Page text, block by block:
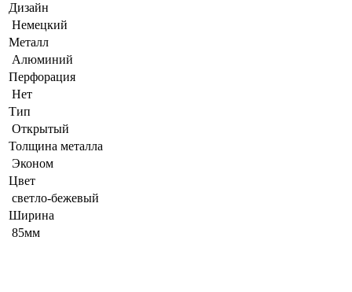
Дизайн
Немецкий
Металл
Алюминий
Перфорация
Нет
Тип
Открытый
Толщина металла
Эконом
Цвет
светло-бежевый
Ширина
85мм